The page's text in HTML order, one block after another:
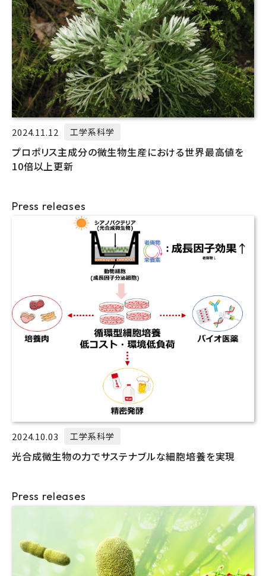
2024.11.12 工学系科学
プロポリス主成分の微生物生産における世界最高値を
10倍以上更新
Press releases
2024.10.03 工学系科学
光合成微生物の力でサステナブルな細胞培養を実現
Press releases